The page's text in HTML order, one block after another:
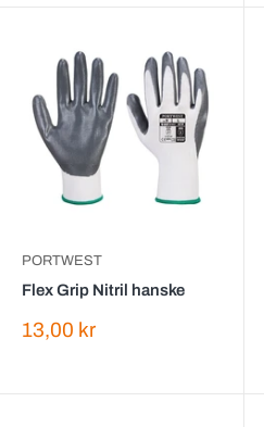
PORTWEST
Flex Grip Nitril hanske
Salgspris
13,00 kr